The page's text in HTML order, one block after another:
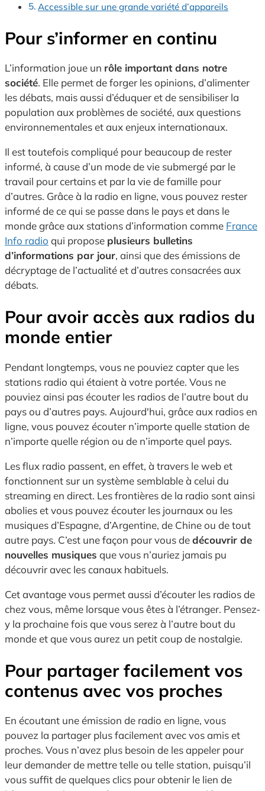
Accessible sur une grande variété d’appareils
Pour s’informer en continu
L’information joue un rôle important dans notre
société. Elle permet de forger les opinions, d’alimenter
les débats, mais aussi d’éduquer et de sensibiliser la
population aux problèmes de société, aux questions
environnementales et aux enjeux internationaux.
Il est toutefois compliqué pour beaucoup de rester
informé, à cause d’un mode de vie submergé par le
travail pour certains et par la vie de famille pour
d’autres. Grâce à la radio en ligne, vous pouvez rester
informé de ce qui se passe dans le pays et dans le
monde grâce aux stations d’information comme France
Info radio qui propose plusieurs bulletins
d’informations par jour, ainsi que des émissions de
décryptage de l’actualité et d’autres consacrées aux
débats.
Pour avoir accès aux radios du
monde entier
Pendant longtemps, vous ne pouviez capter que les
stations radio qui étaient à votre portée. Vous ne
pouviez ainsi pas écouter les radios de l’autre bout du
pays ou d’autres pays. Aujourd'hui, grâce aux radios en
ligne, vous pouvez écouter n’importe quelle station de
n’importe quelle région ou de n’importe quel pays.
Les flux radio passent, en effet, à travers le web et
fonctionnent sur un système semblable à celui du
streaming en direct. Les frontières de la radio sont ainsi
abolies et vous pouvez écouter les journaux ou les
musiques d’Espagne, d’Argentine, de Chine ou de tout
autre pays. C’est une façon pour vous dedécouvrir de
nouvelles musiques que vous n’auriez jamais pu
découvrir avec les canaux habituels.
Cet avantage vous permet aussi d’écouter les radios de
chez vous, même lorsque vous êtes à l’étranger. Pensez-
y la prochaine fois que vous serez à l’autre bout du
monde et que vous aurez un petit coup de nostalgie.
Pour partager facilement vos
contenus avec vos proches
En écoutant une émission de radio en ligne, vous
pouvez la partager plus facilement avec vos amis et
proches. Vous n’avez plus besoin de les appeler pour
leur demander de mettre telle ou telle station, puisqu’il
vous suffit de quelques clics pour obtenir le lien de